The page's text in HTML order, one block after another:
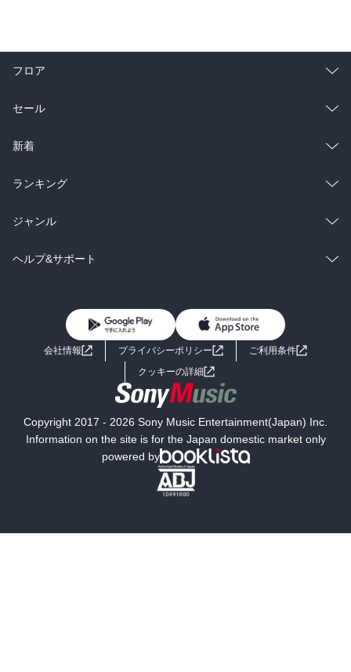
フロア
総合
ラノベ
雑誌・グラビア
BL・TL
セール
総合
ラノベ
雑誌・グラビア
BL・TL
新着
総合
ラノベ
雑誌・グラビア
ランキング
総合
ラノベ
ジャンル
コミック
ライトノベル 男子向けラノベ
小説
海外小説
ミステリー SF
文学
ヘルプ&サポート
よくあるご質問 お問い合わせ
会社情報 プライバシーポリシー
ご利用条件
クッキーの詳細
Copyright 2017 - 2026 Sony Music Entertainment(Japan) Inc.
Information on the site is for the Japan domestic market only
powered by